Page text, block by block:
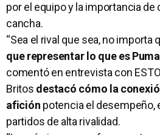
por el equipo y la importancia de
cancha.
“Sea el rival que sea, no importa
que representar lo que es
comentó en entrevista con
Britos destacó cómo la
afición potencia el
partidos de alta rivalidad.